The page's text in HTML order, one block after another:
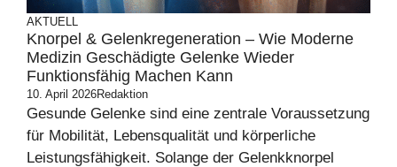
AKTUELL
Knorpel & Gelenkregeneration – Wie Moderne
Medizin Geschädigte Gelenke Wieder
Funktionsfähig Machen Kann
10. April 2026Redaktion
Gesunde Gelenke sind eine zentrale Voraussetzung
für Mobilität, Lebensqualität und körperliche
Leistungsfähigkeit. Solange der Gelenkknorpel